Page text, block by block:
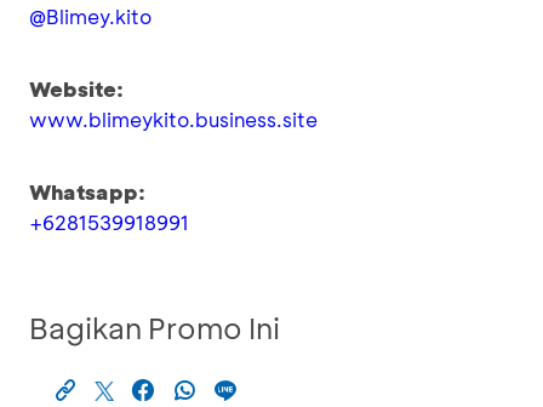
@Blimey.kito
Website:
www.blimeykito.business.site
Whatsapp:
+6281539918991
Bagikan Promo Ini